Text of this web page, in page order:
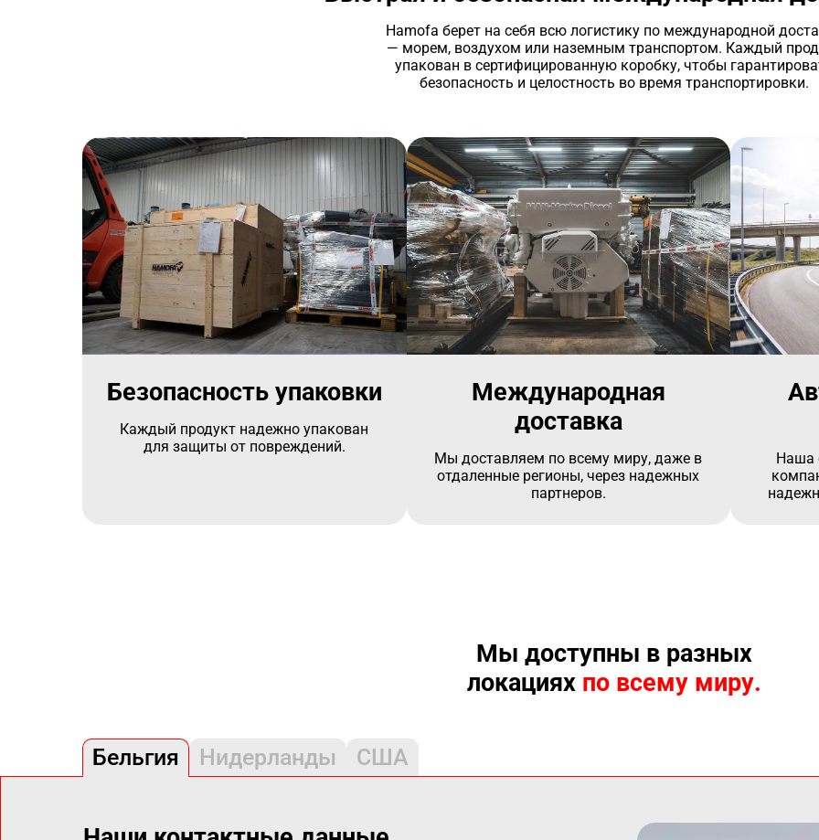
Hamofa берет на себя всю логистику по международной
— морем, воздухом или наземным транспортом. Каждый
упакован в сертифицированную коробку, чтобы
безопасность и целостность во время транспортировки.
Безопасность упаковки
Каждый продукт надежно упакован
для защиты от повреждений.
Международная
доставка
Мы доставляем по всему миру, даже в
отдаленные регионы, через надежных
партнеров.
Наша
Мы доступны в разных
локациях по всему миру.
Бельгия Нидерланды США